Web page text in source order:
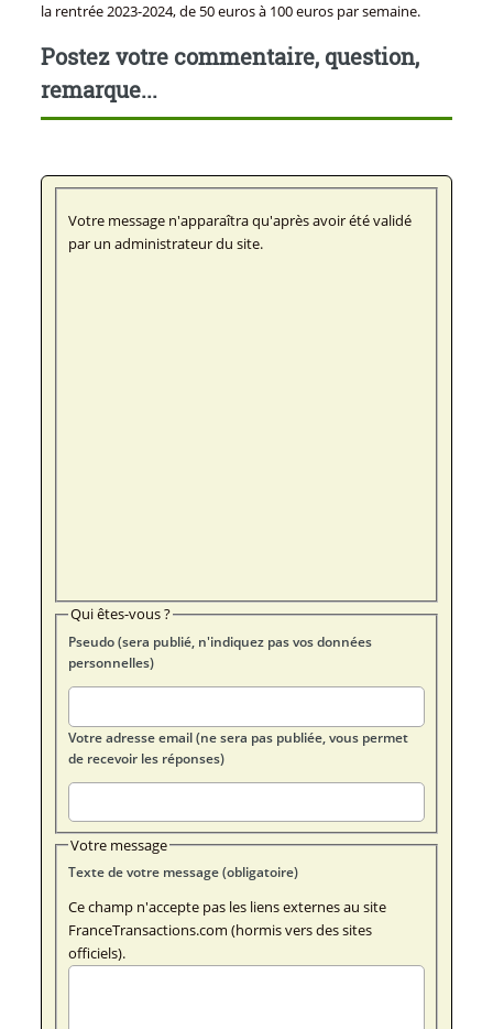
la rentrée 2023-2024, de 50 euros à 100 euros par semaine.
Postez votre commentaire, question,
remarque...
Votre message n'apparaîtra qu'après avoir été validé
par un administrateur du site.
Qui êtes-vous ?
Pseudo (sera publié, n'indiquez pas vos données
personnelles)
Votre adresse email (ne sera pas publiée, vous permet
de recevoir les réponses)
Votre message
Texte de votre message (obligatoire)
Ce champ n'accepte pas les liens externes au site
FranceTransactions.com (hormis vers des sites
officiels).